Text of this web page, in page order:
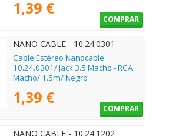
1,39 €
COMPRAR
NANO CABLE - 10.24.0301
Cable Estéreo Nanocable
10.24.0301/ Jack 3.5 Macho - RCA
Macho/ 1.5m/ Negro
1,39 €
COMPRAR
NANO CABLE - 10.24.1202